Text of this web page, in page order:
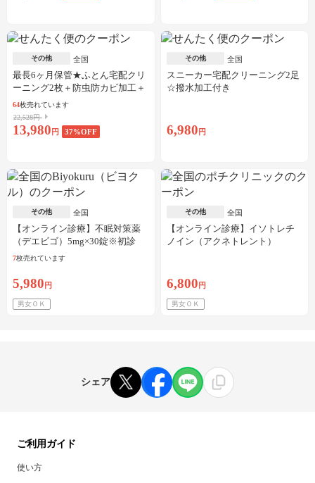
その他 全国
最長6ヶ月保管★ふとん宅配クリ
ーニング2枚＋防虫防カビ加工＋
しみ抜き
64枚売れています
22,528円
13,980 円 37%OFF
その他 全国
スニーカー宅配クリーニング2足
☆撥水加工付き
6,980 円
その他 全国
【オンライン診療】不眠対策薬
（デエビゴ）5mg×30錠※初診
料・送料込
7枚売れています
5,980 円
男女ＯＫ
その他 全国
【オンライン診療】イソトレチ
ノイン（アクネトレント）
6,800 円
男女ＯＫ
シェア
ご利用ガイド
使い方